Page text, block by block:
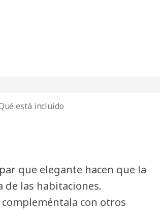
está incluido
que elegante hacen que la
de las habitaciones.
con otros